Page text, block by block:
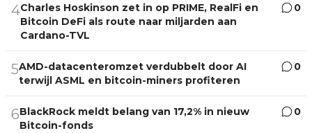
4Charles Hoskinson zet in op PRIME, RealFi en
Bitcoin DeFi als route naar miljarden aan
Cardano-TVL
0
5AMD-datacenteromzet verdubbelt door AI
terwijl ASML en bitcoin-miners profiteren
0
6BlackRock meldt belang van 17,2% in nieuw
Bitcoin-fonds
0